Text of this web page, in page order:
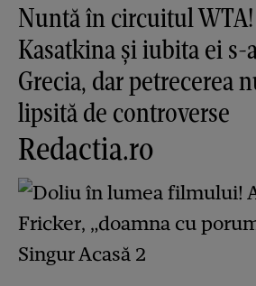
Nuntă în circuitul
Kasatkina și iubita ei
Grecia, dar petrecerea
lipsită de controverse
Redactia.ro